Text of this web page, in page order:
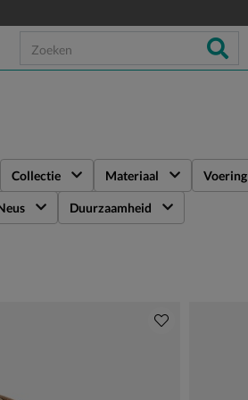
Collectie Materiaal Voering
Duurzaamheid